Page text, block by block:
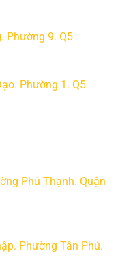
Phường 9. Q5
Phường 1. Q5
Phú Thạnh. Quận
Phường Tân Phú.